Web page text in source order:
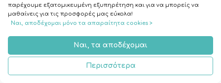
122 Πόντοι
15.09€
ΣΤΟ ΚΑΛΑΘΙ
παρέχουμε εξατομικευμένη εξυπηρέτηση και για να μπορείς να
μαθαίνεις για τις προσφορές μας εύκολα!
Ναι, αποδέχομαι μόνο τα απαραίτητα cookies >
Ναι, τα αποδέχομαι
Περισσότερα